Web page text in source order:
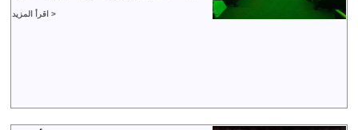
اقرأ المزيد >